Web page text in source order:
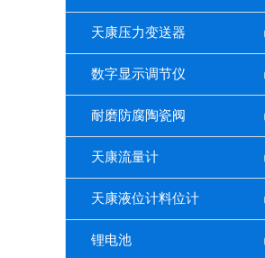
天康压力变送器
数字显示调节仪
耐磨防腐陶瓷阀
天康流量计
天康液位计料位计
锂电池